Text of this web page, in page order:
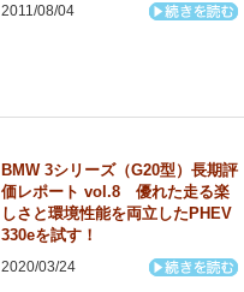
2011/08/04
BMW 3シリーズ（G20型）長期評
価レポート vol.8 優れた走る楽
しさと環境性能を両立したPHEV
330eを試す！
2020/03/24